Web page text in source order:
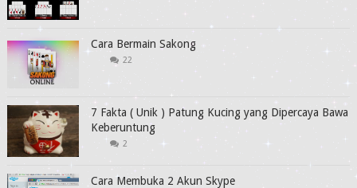
Cara Bermain Sakong
22
7 Fakta ( Unik ) Patung Kucing yang Dipercaya Bawa
Keberuntung
2
Cara Membuka 2 Akun Skype